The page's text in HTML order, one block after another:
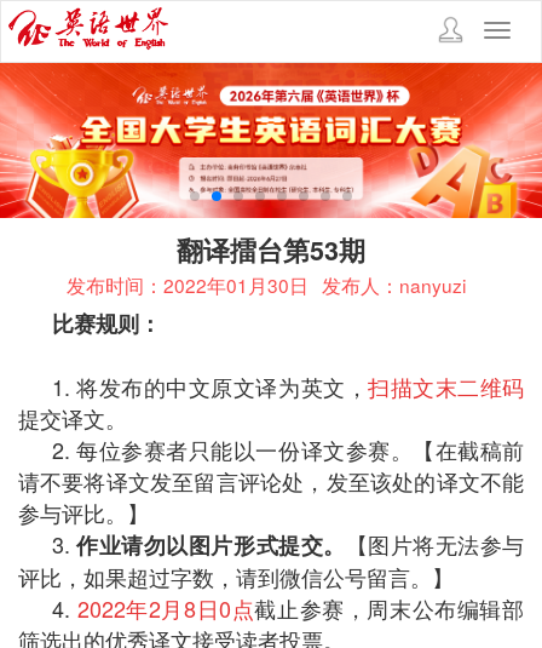
翻译擂台第53期
发布时间：2022年01月30日 发布人：nanyuzi
比赛规则：
1. 将发布的中文原文译为英文，扫描文末二维码
提交译文。
2. 每位参赛者只能以一份译文参赛。【在截稿前
请不要将译文发至留言评论处，发至该处的译文不能
参与评比。】
3.作业请勿以图片形式提交。
【图片将无法参与
评比，如果超过字数，请到微信公号留言。】
4. 2022年2月8日0点截止参赛，周末公布编辑部
筛选出的优秀译文接受读者投票。